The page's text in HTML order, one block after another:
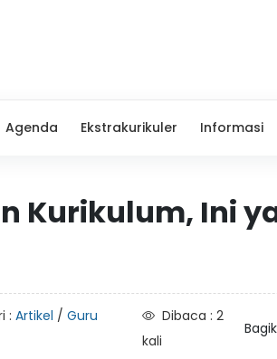
Agenda Ekstrakurikuler Informasi
Kurikulum, Ini
:Artikel /Guru
Dibaca : 2
kali